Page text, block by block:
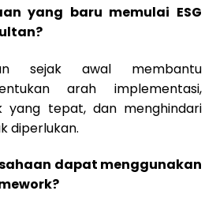
yang baru memulai ESG
sejak awal membantu
arah implementasi,
yang tepat, dan menghindari
diperlukan.
dapat menggunakan